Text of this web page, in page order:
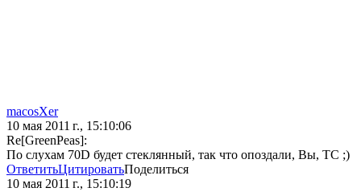
macosXer
10 мая 2011 г., 15:10:06
Re[GreenPeas]:
По слухам 70D будет стеклянный, так что опоздали, Вы, ТС ;)
ОтветитьЦитироватьПоделиться
10 мая 2011 г., 15:10:19